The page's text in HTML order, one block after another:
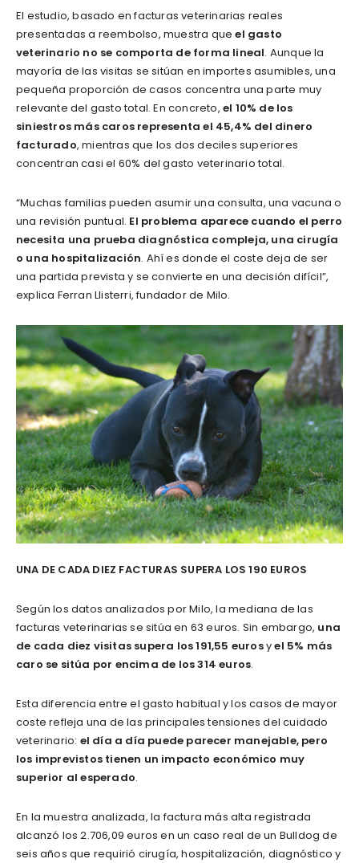
El estudio, basado en facturas veterinarias reales
presentadas a reembolso, muestra queel gasto
veterinario no se comporta de forma lineal. Aunque la
mayoría de las visitas se sitúan en importes asumibles, una
pequeña proporción de casos concentra una parte muy
relevante del gasto total. En concreto, el 10% de los
siniestros más caros representa el 45,4% del dinero
facturado, mientras que los dos deciles superiores
concentran casi el 60% del gasto veterinario total.
“Muchas familias pueden asumir una consulta, una vacuna o
una revisión puntual. El problema aparece cuando el perro
necesita una prueba diagnóstica compleja, una cirugía
o una hospitalización. Ahí es donde el coste deja de ser
una partida prevista y se convierte en una decisión difícil”,
explica Ferran Llisterri, fundador de Milo.
UNA DE CADA DIEZ FACTURAS SUPERA LOS 190 EUROS
Según los datos analizados por Milo, la mediana de las
facturas veterinarias se sitúa en 63 euros. Sin embargo, una
de cada diez visitas supera los 191,55 eurosyel 5% más
caro se sitúa por encima de los 314 euros.
Esta diferencia entre el gasto habitual y los casos de mayor
coste refleja una de las principales tensiones del cuidado
veterinario: el día a día puede parecer manejable, pero
los imprevistos tienen un impacto económico muy
superior al esperado.
En la muestra analizada, la factura más alta registrada
alcanzó los 2.706,09 euros en un caso real de un Bulldog de
seis años que requirió cirugía, hospitalización, diagnóstico y